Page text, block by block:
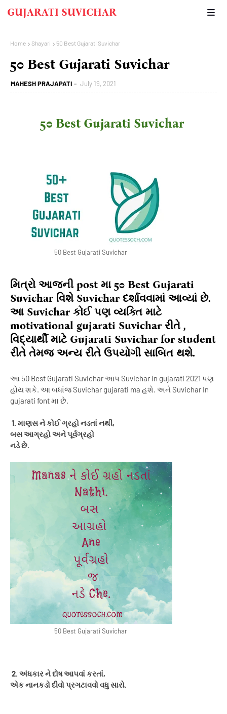
GUJARATI SUVICHAR
Home Shayari 50 Best Gujarati Suvichar
50 Best Gujarati Suvichar
MAHESH PRAJAPATI July 19, 2021
50 Best Gujarati Suvichar
50 Best Gujarati Suvichar
મિત્રો આજની post મા 50 Best Gujarati
Suvichar વિશે Suvichar દર્શાવવામાં આવ્યાં છે.
આ Suvichar કોઈ પણ વ્યક્તિ માટે
motivational gujarati Suvichar રીતે ,
વિદ્યાર્થી માટે Gujarati Suvichar for student
રીતે તેમજ અન્ય રીતે ઉપયોગી સાબિત થશે.
આ 50 Best Gujarati Suvichar આપ Suvichar in gujarati 2021 પણ
હોય શકે. આ બધાંજ Suvichar gujarati ma હશે. અને Suvichar In
gujarati font મા છે.
1. માણસ ને કોઈ ગ્રહો નડતાં નથી,
બસ આગ્રહો અને પૂર્વગ્રહો
નડે છે.
50 Best Gujarati Suvichar
2. અંધકાર ને દોષ આપવાં કરતાં,
એક નાનકડો દીવો પ્રગટાવવો વધુ સારો.